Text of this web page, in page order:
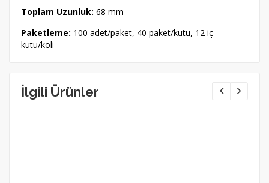
Toplam Uzunluk: 68 mm
Paketleme: 100 adet/paket, 40 paket/kutu, 12 iç
kutu/koli
İlgili Ürünler